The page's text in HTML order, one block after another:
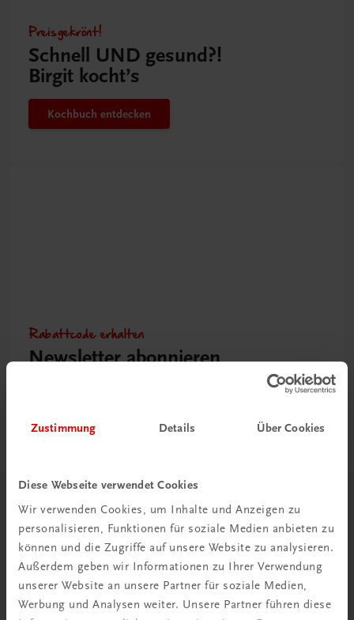
Zustimmung Details Über Cookies
Diese Webseite verwendet Cookies
Wir verwenden Cookies, um Inhalte und Anzeigen zu
personalisieren, Funktionen für soziale Medien anbieten zu
können und die Zugriffe auf unsere Website zu analysieren.
Außerdem geben wir Informationen zu Ihrer Verwendung
unserer Website an unsere Partner für soziale Medien,
Werbung und Analysen weiter. Unsere Partner führen diese
Preisgekrönt!
Schnell UND gesund?!
Birgit kocht’s
Kochbuch entdecken
Rabattcode erhalten
Newsletter abonnieren
Herzlich willkommen bei TRAUNER!